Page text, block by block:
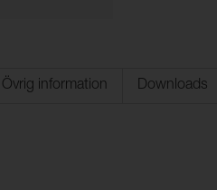
Övrig information Downloads